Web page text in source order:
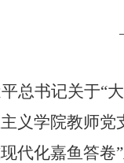
总书记关于“
义学院教师党
代化嘉鱼答